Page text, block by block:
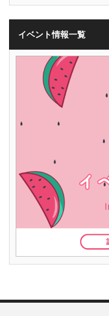
イベント情報一覧